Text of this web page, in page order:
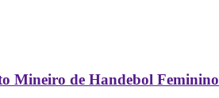
Mineiro de Handebol Feminino